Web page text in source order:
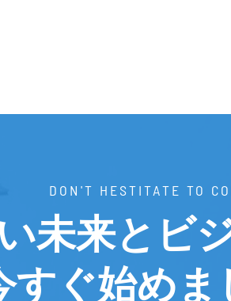
DON'T HESTITATE TO
未来とビ
すぐ始めま